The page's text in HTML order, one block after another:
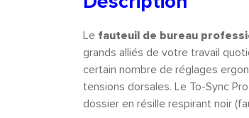
Le fauteuil de bureau
grands alliés de votre travail
certain nombre de réglages
tensions dorsales. Le To-Sync
dossier en résille respirant noir